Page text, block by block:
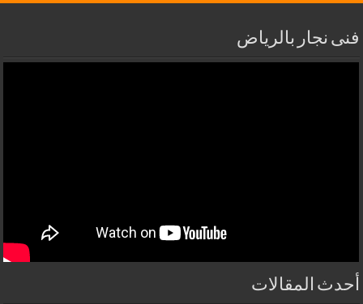
فنى نجار بالرياض
أحدث المقالات